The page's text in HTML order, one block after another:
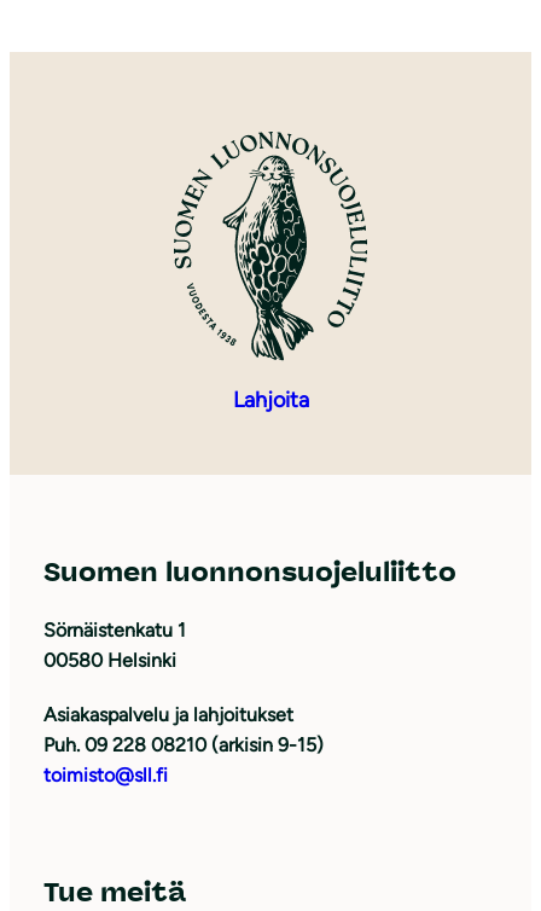
Lahjoita
Suomen luonnonsuojeluliitto
Sörnäistenkatu 1
00580 Helsinki
Asiakaspalvelu ja lahjoitukset
Puh. 09 228 08210 (arkisin 9-15)
toimisto@sll.fi
Tue meitä